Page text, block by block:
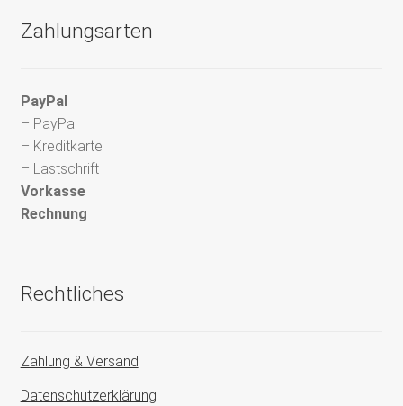
Zahlungsarten
PayPal
– PayPal
– Kreditkarte
– Lastschrift
Vorkasse
Rechnung
Rechtliches
Zahlung & Versand
Datenschutzerklärung